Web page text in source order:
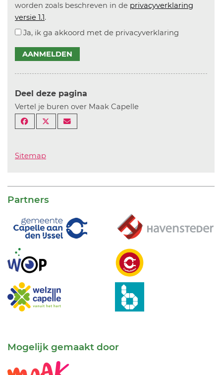
worden zoals beschreven in de privacyverklaring
versie 1.1.
Ja, ik ga akkoord met de privacyverklaring
AANMELDEN
Deel deze pagina
Vertel je buren over Maak Capelle
Sitemap
Partners
Mogelijk gemaakt door